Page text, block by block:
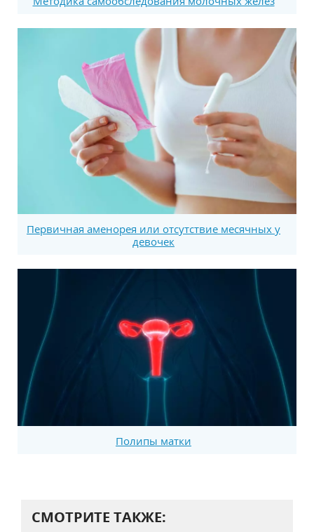
Первичная аменорея или отсутствие месячных у
девочек
Полипы матки
СМОТРИТЕ ТАКЖЕ: